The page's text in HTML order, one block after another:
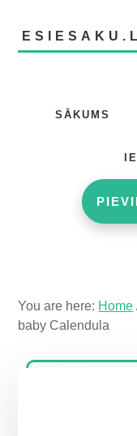
main
primary
footer
SĀKUMS
You are here: Home
baby Calendula